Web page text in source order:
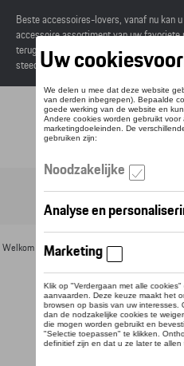
Beste accessoires-lovers, vanaf nu kan
accessoire assortiment van uw favoriete
terugvinden in de online catalogus. Deze
steeds besteld worden via uw dealer.
Welkom >Voor u >Zonnebrillen